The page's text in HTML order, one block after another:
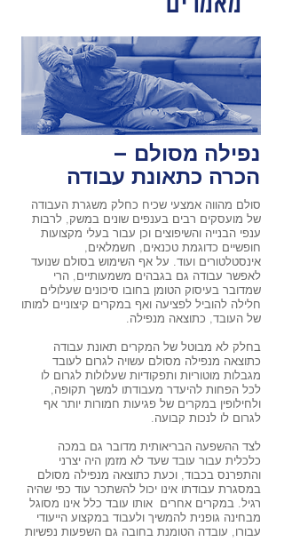
נפילה מסולם –
הכרה כתאונת עבודה
סולם מהווה אמצעי שכיח כחלק משגרת העבודה
של מועסקים רבים בענפים שונים במשק, לרבות
ענפי הבנייה והשיפוצים וכן עבור בעלי מקצועות
חופשיים כדוגמת טכנאים, חשמלאים,
אינסטלטורים ועוד. על אף השימוש בסולם שנועד
לאפשר עבודה גם בגבהים משמעותיים, הרי
שמדובר בעיסוק הטומן בחובו סיכונים שעלולים
חלילה להוביל לפציעה ואף במקרים קיצוניים למותו
של העובד, כתוצאה מנפילה.
בחלק לא מבוטל של המקרים תאונת עבודה
כתוצאה מנפילה מסולם עשויה לגרום לעובד
מגבלות מוטוריות ותפקודיות שעלולות לגרום לו
לכל הפחות להיעדר מעבודתו למשך תקופה,
ולחילופין במקרים של פגיעות חמורות יותר אף
לגרום לו לנכות קבועה.
לצד ההשפעה הבריאותית מדובר גם במכה
כלכלית עבור עובד שעד לא מזמן היה יצרני
והתפרנס בכבוד, וכעת כתוצאה מנפילה מסולם
במסגרת עבודתו אינו יכול להשתכר עוד כפי שהיה
רגיל. במקרים אחרים אותו עובד כלל אינו מסוגל
מבחינה גופנית להמשיך ולעבוד במקצוע הייעודי
עבורו, עובדה הטומנת בחובה גם השפעות נפשיות